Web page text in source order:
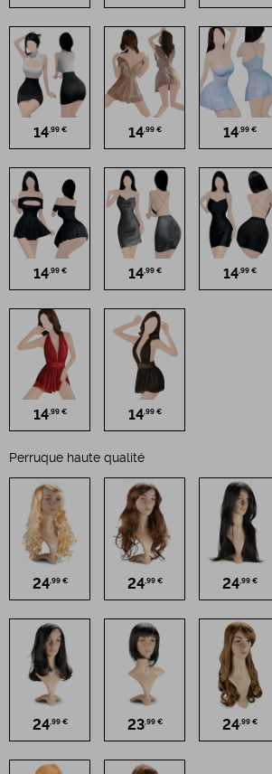
14,99 € 14,99 € 14,99 €
14,99 € 14,99 € 14,99 €
14,99 € 14,99 €
Perruque haute qualité
24,99 € 24,99 € 24,99 €
24,99 € 23,99 € 24,99 €